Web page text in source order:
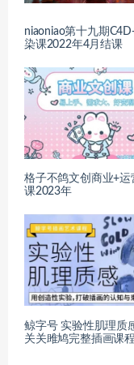
niaoniao第十九期
染课2022年4月结课
格子不鸽文创商业+运
课2023年
鲸字号 实验性肌理质
关关雎鸠完整插画课程